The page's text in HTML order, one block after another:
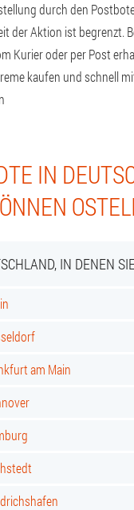
durch den
der Aktion ist begrenzt.
Kurier oder per Post
kaufen und schnell
IN
IN DENEN
am Main